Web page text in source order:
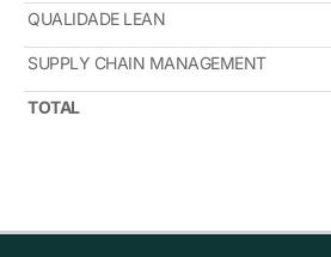
QUALIDADE LEAN
SUPPLY CHAIN MANAGEMENT
TOTAL